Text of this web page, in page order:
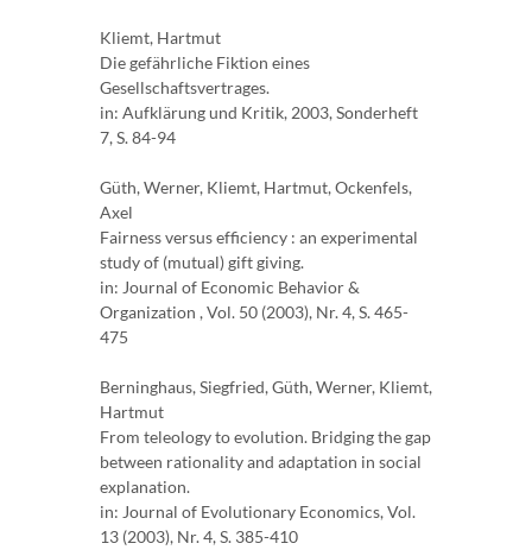
Kliemt, Hartmut
Die gefährliche Fiktion eines
Gesellschaftsvertrages.
in: Aufklärung und Kritik, 2003, Sonderheft
7, S. 84-94
Güth, Werner, Kliemt, Hartmut, Ockenfels,
Axel
Fairness versus efficiency : an experimental
study of (mutual) gift giving.
in: Journal of Economic Behavior &
Organization , Vol. 50 (2003), Nr. 4, S. 465-
475
Berninghaus, Siegfried, Güth, Werner, Kliemt,
Hartmut
From teleology to evolution. Bridging the gap
between rationality and adaptation in social
explanation.
in: Journal of Evolutionary Economics, Vol.
13 (2003), Nr. 4, S. 385-410